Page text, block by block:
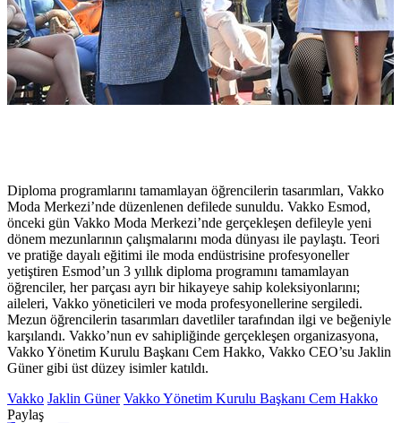
Diploma programlarını tamamlayan öğrencilerin tasarımları, Vakko
Moda Merkezi’nde düzenlenen defilede sunuldu. Vakko Esmod,
önceki gün Vakko Moda Merkezi’nde gerçekleşen defileyle yeni
dönem mezunlarının çalışmalarını moda dünyası ile paylaştı. Teori
ve pratiğe dayalı eğitimi ile moda endüstrisine profesyoneller
yetiştiren Esmod’un 3 yıllık diploma programını tamamlayan
öğrenciler, her parçası ayrı bir hikayeye sahip koleksiyonlarını;
aileleri, Vakko yöneticileri ve moda profesyonellerine sergiledi.
Mezun öğrencilerin tasarımları davetliler tarafından ilgi ve beğeniyle
karşılandı. Vakko’nun ev sahipliğinde gerçekleşen organizasyona,
Vakko Yönetim Kurulu Başkanı Cem Hakko, Vakko CEO’su Jaklin
Güner gibi üst düzey isimler katıldı.
Vakko Jaklin Güner Vakko Yönetim Kurulu Başkanı Cem Hakko
Paylaş